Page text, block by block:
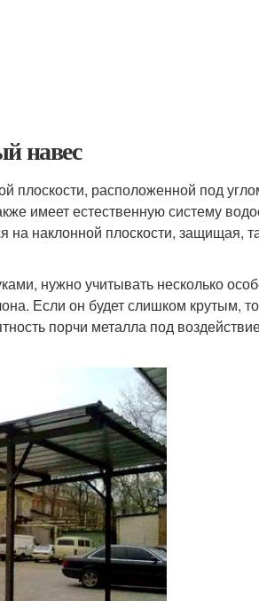
навес
плоскости, расположенной под
имеет естественную систему
на наклонной плоскости, защищая,
нужно учитывать несколько
Если он будет слишком крутым, то
порчи металла под